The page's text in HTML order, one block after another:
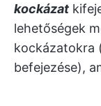
kockázat
lehetőségek
kockázatokra
befejezése),